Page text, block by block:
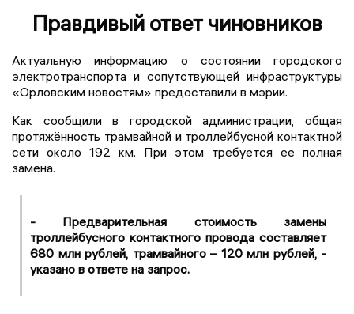
Правдивый ответ чиновников
Актуальную информацию о состоянии городского
электротранспорта и сопутствующей инфраструктуры
«Орловским новостям» предоставили в мэрии.
Как сообщили в городской администрации, общая
протяжённость трамвайной и троллейбусной контактной
сети около 192 км. При этом требуется ее полная
замена.
- Предварительная стоимость замены
троллейбусного контактного провода составляет
680 млн рублей, трамвайного – 120 млн рублей, -
указано в ответе на запрос.